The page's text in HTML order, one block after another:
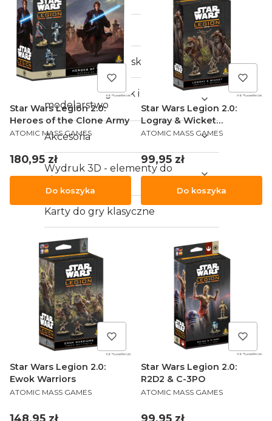
Gry karciane TCG
Karty kolekcjonerskie
Malowanie figurek i
modelarstwo
Akcesoria
Wydruk 3D - elementy do
gier
Karty do gry klasyczne
Vouchery
Star Wars Legion 2.0:
Heroes of the Clone Army
PRODUCENT
ATOMIC MASS GAMES
Cena
180,95 zł
Do koszyka
Star Wars Legion 2.0:
Logray & Wicket
Commander Expansion
PRODUCENT
ATOMIC MASS GAMES
Cena
99,95 zł
Do koszyka
Star Wars Legion 2.0:
Ewok Warriors
PRODUCENT
ATOMIC MASS GAMES
Cena
148,95 zł
Star Wars Legion 2.0:
R2D2 & C-3PO
PRODUCENT
ATOMIC MASS GAMES
Cena
99,95 zł